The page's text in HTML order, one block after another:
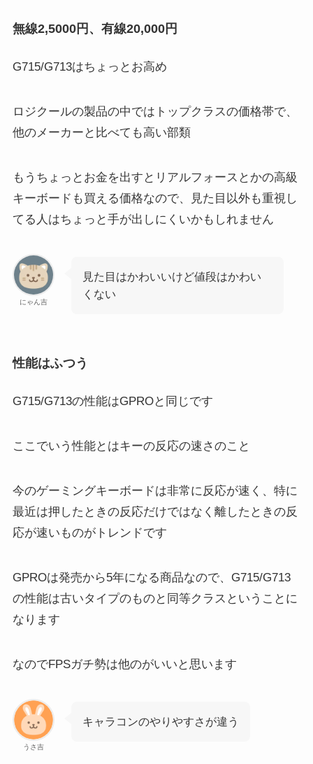
無線2,5000円、有線20,000円
G715/G713はちょっとお高め
ロジクールの製品の中ではトップクラスの価格帯で、
他のメーカーと比べても高い部類
もうちょっとお金を出すとリアルフォースとかの高級
キーボードも買える価格なので、見た目以外も重視し
てる人はちょっと手が出しにくいかもしれません
にゃん吉
見た目はかわいいけど値段はかわい
くない
性能はふつう
G715/G713の性能はGPROと同じです
ここでいう性能とはキーの反応の速さのこと
今のゲーミングキーボードは非常に反応が速く、特に
最近は押したときの反応だけではなく離したときの反
応が速いものがトレンドです
GPROは発売から5年になる商品なので、G715/G713
の性能は古いタイプのものと同等クラスということに
なります
なのでFPSガチ勢は他のがいいと思います
うさ吉
キャラコンのやりやすさが違う